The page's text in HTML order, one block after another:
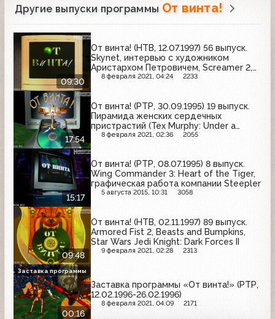
Другие выпуски программы От винта!
09:30
От винта! (НТВ, 12.07.1997) 56 выпуск.
Skynet, интервью с художником
Аристархом Петровичем, Screamer 2,
WWF in Your House, Syndicate Wars
8 февраля 2021, 04:24 2233
17:54
От винта! (РТР, 30.09.1995) 19 выпуск.
Пирамида женских сердечных
пристрастий (Tex Murphy: Under a
Killing Moon, Wing Commander 3: Heart
Octane, Tube
8 февраля 2021, 02:36 2055
15:17
От винта! (РТР, 08.07.1995) 8 выпуск.
Wing Commander 3: Heart of the Tiger,
графическая работа компании Steepler
5 августа 2015, 10:31 3058
09:48
От винта! (НТВ, 02.11.1997) 89 выпуск.
Armored Fist 2, Beasts and Bumpkins,
Star Wars Jedi Knight: Dark Forces II
9 февраля 2021, 02:28 2313
00:16
Заставка программы «От винта!» (РТР,
12.02.1996-26.02.1996)
8 февраля 2021, 04:09 2171
Заставка программы